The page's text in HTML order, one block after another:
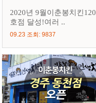
2020년 9월이춘봉치킨120
호점 달성!여러 ..
09.23 조회: 9837